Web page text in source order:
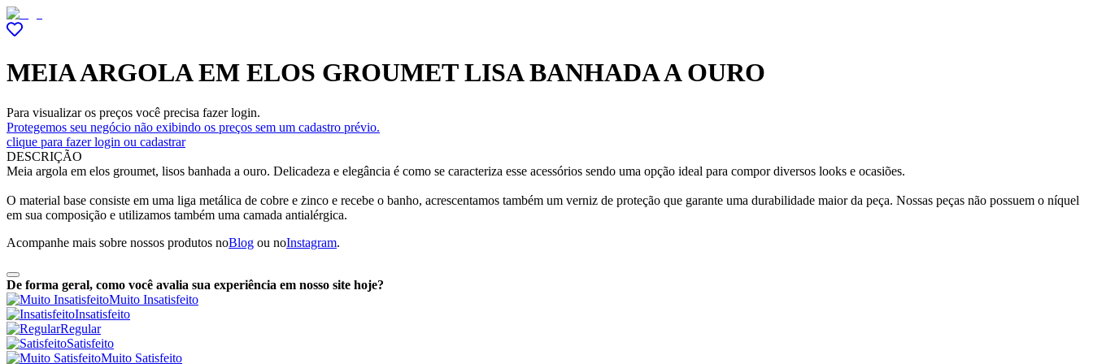
MEIA ARGOLA EM ELOS GROUMET LISA BANHADA A OURO
Para visualizar os preços você precisa fazer login.
Protegemos seu negócio não exibindo os preços sem um cadastro prévio.
clique para fazer login ou cadastrar
DESCRIÇÃO
Meia argola em elos groumet, lisos banhada a ouro. Delicadeza e elegância é como se caracteriza esse acessórios sendo uma opção ideal para compor diversos looks e ocasiões.
O material base consiste em uma liga metálica de cobre e zinco e recebe o banho, acrescentamos também um verniz de proteção que garante uma durabilidade maior da peça. Nossas peças não possuem o níquel
em sua composição e utilizamos também uma camada antialérgica.
Acompanhe mais sobre nossos produtos noBlog ou noInstagram.
De forma geral, como você avalia sua experiência em nosso site hoje?
Muito Insatisfeito
Insatisfeito
Regular
Satisfeito
Muito Satisfeito